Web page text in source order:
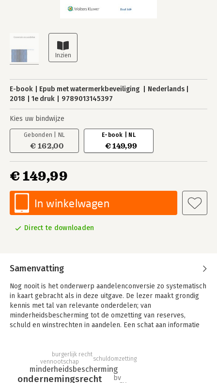
E-book Epub met watermerkbeveiliging
Nederlands
2018
1e druk 9789013145397
Kies uw bindwijze
Gebonden | NL
€ 162,00
E-book | NL
€ 149,99
€ 149,99
In winkelwagen
Direct te downloaden
Samenvatting
Nog nooit is het onderwerp aandelenconversie zo systematisch
in kaart gebracht als in deze uitgave. De lezer maakt grondig
kennis met tal van relevante onderdelen; van
minderheidsbescherming tot de omzetting van reserves,
schuld en winstrechten in aandelen. Een schat aan informatie
Aandelenconversie is aan de orde van de dag. Hierbij
transformeert een aandeel in aandelen van een andere soort
of aanduiding, of met een andere nominale waarde. Ook
ondernemingsrecht
minderheidsbescherming
bv
vennootschap
burgerlijk recht
schuldomzetting